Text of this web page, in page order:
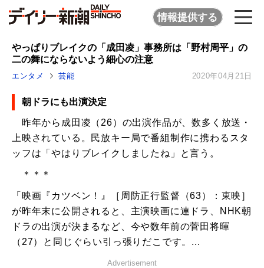
情報提供する
やっぱりブレイクの「成田凌」事務所は「野村周平」の
二の舞にならないよう細心の注意
エンタメ 芸能 2020年04月21日
朝ドラにも出演決定
昨年から成田凌（26）の出演作品が、数多く放送・
上映されている。民放キー局で番組制作に携わるスタ
ッフは「やはりブレイクしましたね」と言う。
＊＊＊
「映画『カツベン！』［周防正行監督（63）：東映］
が昨年末に公開されると、主演映画に連ドラ、NHK朝
ドラの出演が決まるなど、今や数年前の菅田将暉
（27）と同じぐらい引っ張りだこです。...
Advertisement